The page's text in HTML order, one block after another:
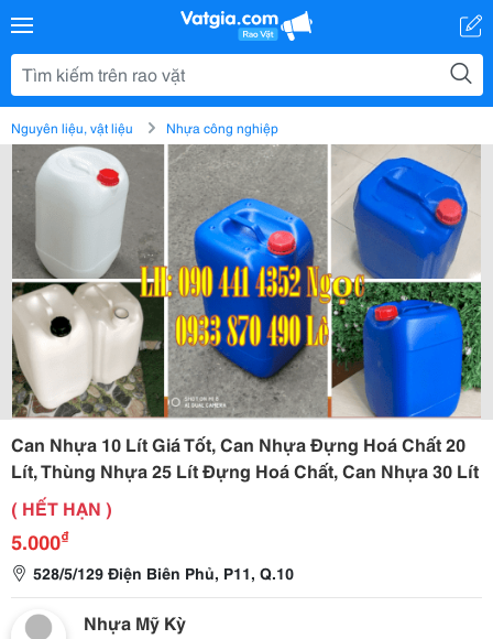
Nguyên liệu, vật liệu Nhựa công nghiệp
Can Nhựa 10 Lít Giá Tốt, Can Nhựa Đựng Hoá Chất 20
Lít, Thùng Nhựa 25 Lít Đựng Hoá Chất, Can Nhựa 30 Lít
( HẾT HẠN )
5.000₫
528/5/129 Điện Biên Phủ, P11, Q.10
Nhựa Mỹ Kỳ